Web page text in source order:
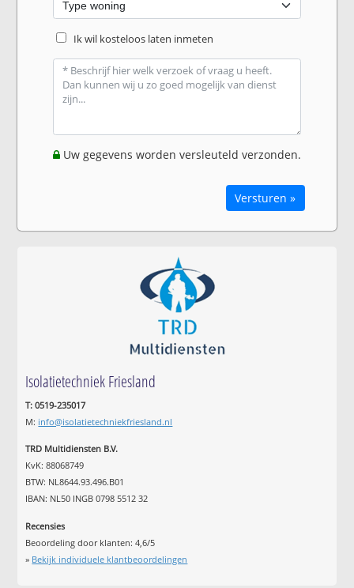
Ik wil kosteloos laten inmeten
Uw gegevens worden versleuteld verzonden.
Versturen »
Isolatietechniek Friesland
T: 0519-235017
M: info@isolatietechniekfriesland.nl
TRD Multidiensten B.V.
KvK: 88068749
BTW: NL8644.93.496.B01
IBAN: NL50 INGB 0798 5512 32
Recensies
Beoordeling door klanten:4,6/5
» Bekijk individuele klantbeoordelingen